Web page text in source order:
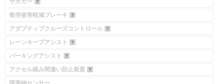
サポカー
衝突被害軽減ブレーキ
アダプティブクルーズコントロール
レーンキープアシスト
パーキングアシスト
アクセル踏み間違い防止装置